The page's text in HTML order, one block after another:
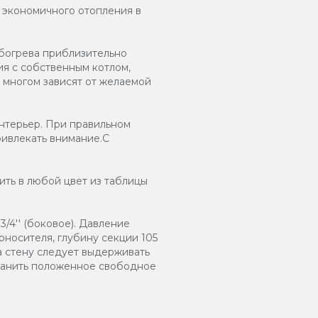
отопления в
приблизительно
с собственным котлом,
зависят от желаемой
При правильном
внимание.С
в любой цвет из таблицы
4'' (боковое). Давление
глубину секции 105
следует выдерживать
положенное свободное